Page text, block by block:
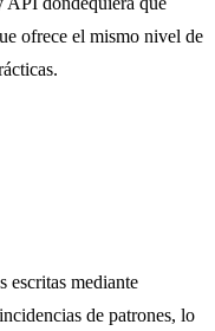
ofrece el mismo nivel de
escritas mediante
de patrones, lo